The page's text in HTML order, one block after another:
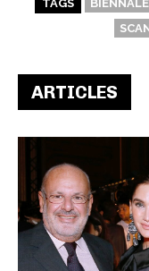
TAGS BIENNALE
ARTICLES